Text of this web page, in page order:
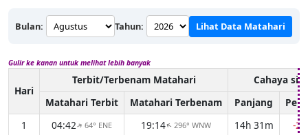
Bulan: Tahun: Lihat Data Matahari
Gulir ke kanan untuk melihat lebih banyak
Hari
Terbit/Terbenam Matahari
Cahaya
Matahari Terbit
Matahari Terbenam Panjang
1
04:42↑64° ENE 19:14↑296° WNW 14h 31m
-